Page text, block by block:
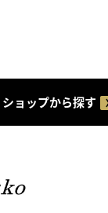
ショップから探す